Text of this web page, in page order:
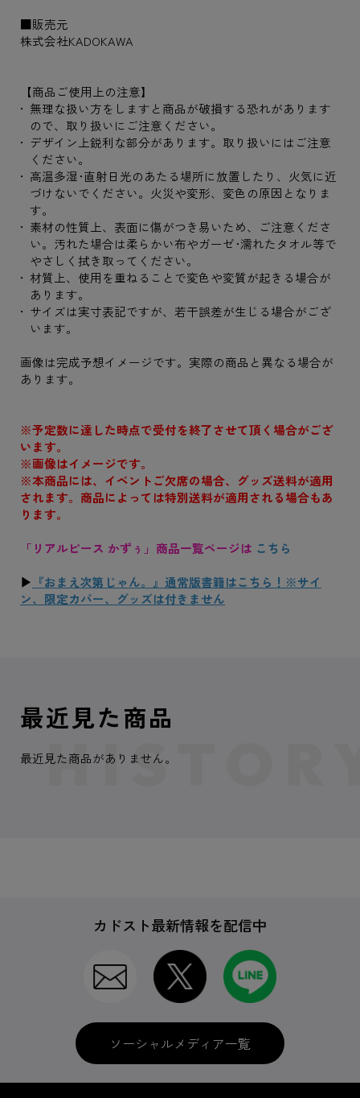
■販売元
株式会社KADOKAWA
【商品ご使用上の注意】
無理な扱い方をしますと商品が破損する恐れがあります
ので、取り扱いにご注意ください。
デザイン上鋭利な部分があります。取り扱いにはご注意
ください。
高温多湿･直射日光のあたる場所に放置したり、火気に近
づけないでください。火災や変形、変色の原因となりま
す。
素材の性質上、表面に傷がつき易いため、ご注意くださ
い。汚れた場合は柔らかい布やガーゼ･濡れたタオル等で
やさしく拭き取ってください。
材質上、使用を重ねることで変色や変質が起きる場合が
あります。
サイズは実寸表記ですが、若干誤差が生じる場合がござ
います。
画像は完成予想イメージです。実際の商品と異なる場合が
あります。
※予定数に達した時点で受付を終了させて頂く場合がござ
います。
※画像はイメージです。
※本商品には、イベントご欠席の場合、グッズ送料が適用
されます。商品によっては特別送料が適用される場合もあ
ります。
「リアルピース かずぅ」商品一覧ページは こちら
▶ 『おまえ次第じゃん。』通常版書籍はこちら！※サイ
ン、限定カバー、グッズは付きません
最近見た商品
最近見た商品がありません。
カドスト最新情報を配信中
ソーシャルメディア一覧